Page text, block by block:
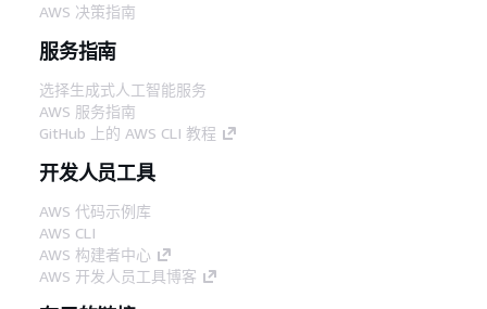
AWS 决策指南
服务指南
选择生成式人工智能服务
AWS 服务指南
GitHub 上的 AWS CLI 教程
开发人员工具
AWS 代码示例库
AWS CLI
AWS 构建者中心
AWS 开发人员工具博客